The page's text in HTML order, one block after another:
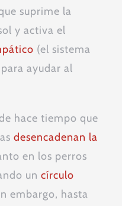
suprime la
y activa el
(el sistema
ayudar al
hace tiempo que
desencadenan la
en los perros
un círculo
embargo, hasta